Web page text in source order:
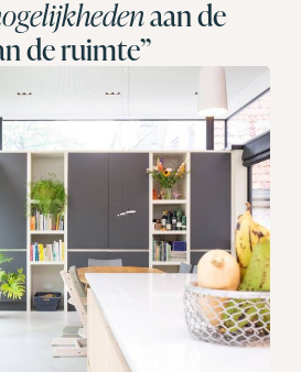
aan de
de ruimte”